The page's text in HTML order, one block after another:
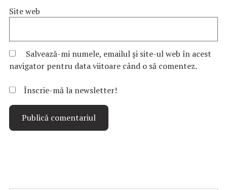
Site web
Salvează-mi numele, emailul și site-ul web în acest
navigator pentru data viitoare când o să comentez.
Înscrie-mă la newsletter!